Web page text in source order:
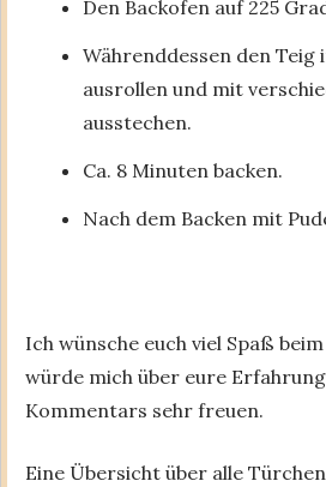
Den Backofen auf 225
Währenddessen den Teig
ausrollen und mit
ausstechen.
Ca. 8 Minuten backen.
Nach dem Backen mit
Ich wünsche euch viel Spaß
würde mich über eure
Kommentars sehr freuen.
Eine Übersicht über alle